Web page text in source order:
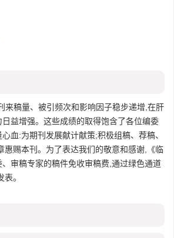
来稿量、被引频次和影响因子稳步递增,在肝
益增强。这些成绩的取得饱含了各位编委
血:为期刊发展献计献策;积极组稿、荐稿、
惠赐本刊。为了表达我们的敬意和感谢,《临
审稿专家的稿件免收审稿费,通过绿色通道
。